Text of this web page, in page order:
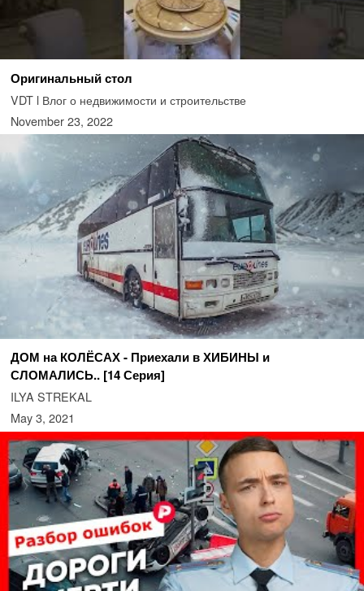
Оригинальный стол
VDT l Влог о недвижимости и строительстве
November 23, 2022
ДОМ на КОЛЁСАХ - Приехали в ХИБИНЫ и
СЛОМАЛИСЬ.. [14 Серия]
ILYA STREKAL
May 3, 2021